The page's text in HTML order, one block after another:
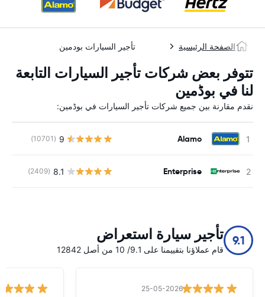
الصفحة الرئيسية تأجير السيارات بودمين
تتوفر بعض شركات تأجير السيارات التابعة
لنا في بوڈمین
نقدم مقارنة بين جميع شركات تأجير السيارات في بوڈمین:
Alamo
9
(10701)
Enterprise
8.1
(2409)
9.1 تأجير سيارة استعراض
قام عملاؤنا بتقييمنا على 9.1/ 10 من أصل 12842
25-05-2026